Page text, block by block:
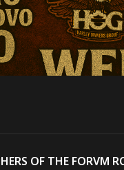
OF THE FORVM